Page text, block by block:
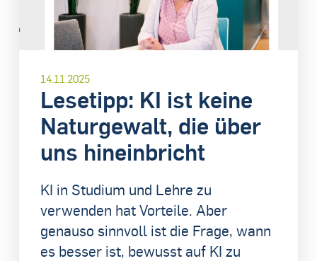
14.11.2025
Lesetipp: KI ist keine
Naturgewalt, die über
uns hineinbricht
KI in Studium und Lehre zu
verwenden hat Vorteile. Aber
genauso sinnvoll ist die Frage, wann
es besser ist, bewusst auf KI zu